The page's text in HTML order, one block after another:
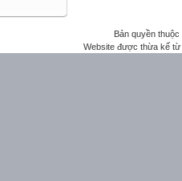
Bản quyền
Website được thừa kế từ